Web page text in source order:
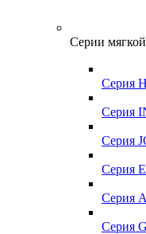
Серии
Серия
Серия
Серия
Серия
Серия
Серия